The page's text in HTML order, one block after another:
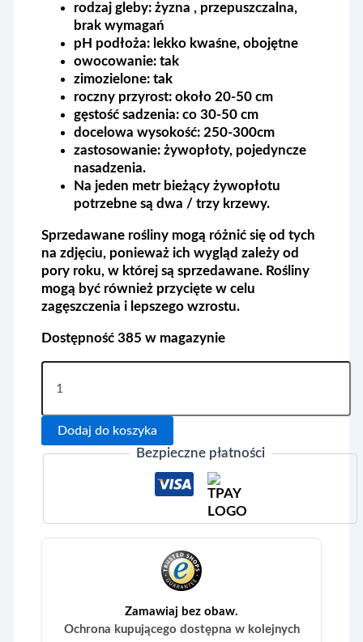
rodzaj gleby: żyzna , przepuszczalna,
brak wymagań
pH podłoża: lekko kwaśne, obojętne
owocowanie: tak
zimozielone: tak
roczny przyrost: około 20-50 cm
gęstość sadzenia: co 30-50 cm
docelowa wysokość: 250-300cm
zastosowanie: żywopłoty, pojedyncze
nasadzenia.
Na jeden metr bieżący żywopłotu
potrzebne są dwa / trzy krzewy.
Sprzedawane rośliny mogą różnić się od tych
na zdjęciu, ponieważ ich wygląd zależy od
pory roku, w której są sprzedawane. Rośliny
mogą być również przycięte w celu
zagęszczenia i lepszego wzrostu.
Dostępność 385 w magazynie
Laurowiśnia
'Novita'
Dodaj do koszyka
Bezpieczne płatności